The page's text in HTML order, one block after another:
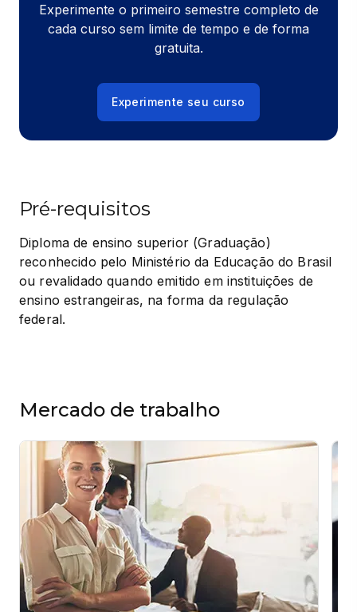
Experimente o primeiro semestre completo de
cada curso sem limite de tempo e de forma
gratuita.
Experimente seu curso
Pré-requisitos
Diploma de ensino superior (Graduação)
reconhecido pelo Ministério da Educação do Brasil
ou revalidado quando emitido em instituições de
ensino estrangeiras, na forma da regulação
federal.
Mercado de trabalho